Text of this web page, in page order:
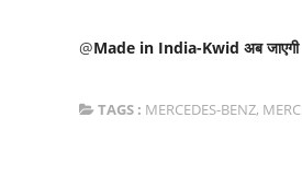
@Made in India-Kwid अब जाएगी
TAGS : MERCEDES-BENZ,